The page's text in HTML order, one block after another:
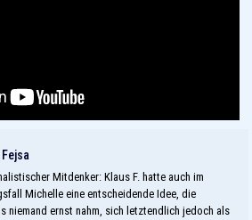
Mitdenker: Klaus F. hatte auch im
Michelle eine entscheidende Idee, die
niemand ernst nahm, sich letztendlich jedoch als